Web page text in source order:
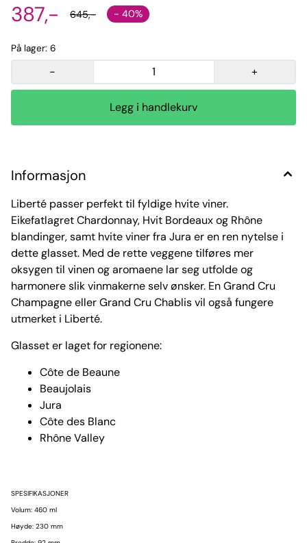
387,- 645,- - 40%
På lager: 6
- +
Informasjon
Liberté passer perfekt til fyldige hvite viner.
Eikefatlagret Chardonnay, Hvit Bordeaux og Rhône
blandinger, samt hvite viner fra Jura er en ren nytelse i
dette glasset. Med de rette veggene tilføres mer
oksygen til vinen og aromaene lar seg utfolde og
harmonere slik vinmakerne selv ønsker. En Grand Cru
Champagne eller Grand Cru Chablis vil også fungere
utmerket i Liberté.
Glasset er laget for regionene:
Côte de Beaune
Beaujolais
Jura
Côte des Blanc
Rhône Valley
SPESIFIKASJONER
Volum: 460 ml
Høyde: 230 mm